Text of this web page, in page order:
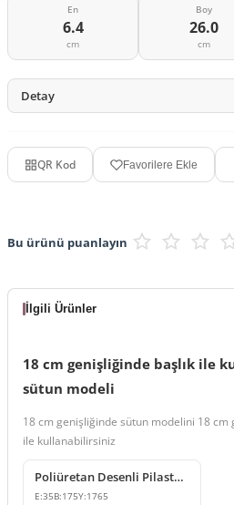
En
6.4
cm
Boy
26.0
cm
Detay
QR Kod Favorilere Ekle
Bu ürünü puanlayın
İlgili Ürünler
18 cm genişliğinde başlık ile
sütun modeli
18 cm genişliğinde sütun modelini 18 cm
ile kullanabilirsiniz
Poliüretan Desenli Pilaster Sütun Duvar Dekoru Modeli
E:35B:175Y:1765